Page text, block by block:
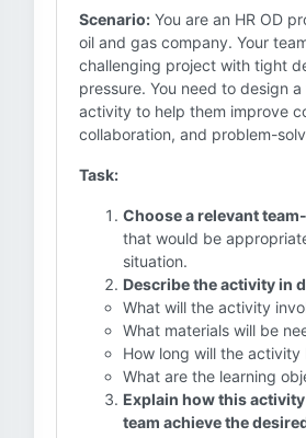
Scenario: You are an HR OD
oil and gas company. Your
challenging project with tight
pressure. You need to design
activity to help them improve
collaboration, and problem-
Task:
Choose a relevant
that would be
situation.
Describe the activity in
What will the activity
What materials will be
How long will the activity
What are the learning
Explain how this
team achieve the